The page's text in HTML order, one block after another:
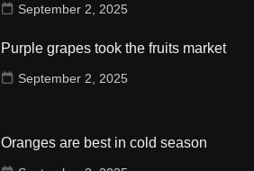
September 2, 2025
Purple grapes took the fruits market
September 2, 2025
Oranges are best in cold season